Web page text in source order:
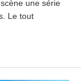
une série
Le tout